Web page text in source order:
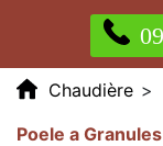
Chaudière >
Poele a